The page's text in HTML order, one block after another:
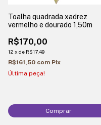
Toalha quadrada xadrez
vermelho e dourado 1,50m
R$170,00
12 x de R$17,49
R$161,50 com Pix
Última peça!
Comprar